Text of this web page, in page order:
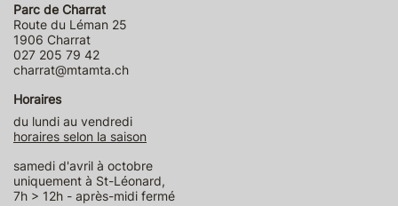
Parc de Charrat
Route du Léman 25
1906 Charrat
027 205 79 42
charrat@mtamta.ch
Horaires
du lundi au vendredi
horaires selon la saison
samedi d'avril à octobre
uniquement à St-Léonard,
7h > 12h - après-midi fermé